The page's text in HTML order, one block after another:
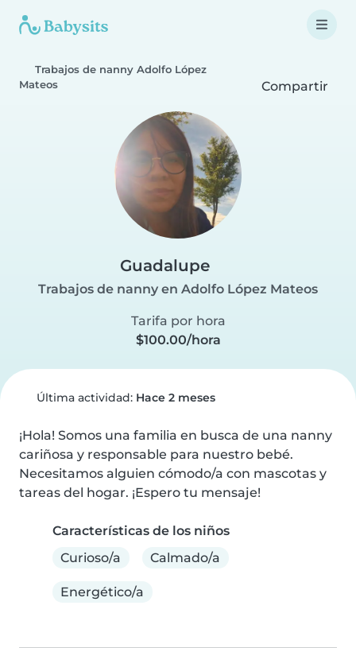
Trabajos de nanny Adolfo López
Mateos
Compartir
Guadalupe
Trabajos de nanny en Adolfo López Mateos
Tarifa por hora
$100.00/hora
Última actividad: Hace 2 meses
¡Hola! Somos una familia en busca de una nanny
cariñosa y responsable para nuestro bebé.
Necesitamos alguien cómodo/a con mascotas y
tareas del hogar. ¡Espero tu mensaje!
Características de los niños
Curioso/a
Calmado/a
Energético/a